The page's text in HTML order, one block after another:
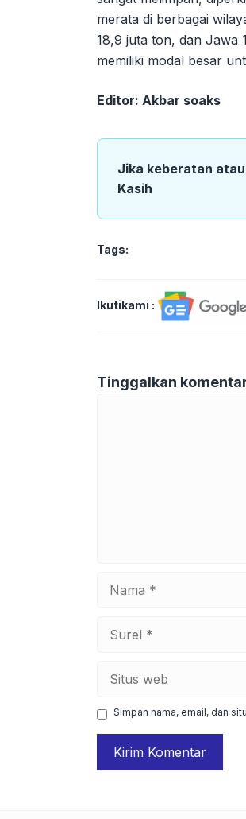
merata di berbagai
18,9 juta ton, dan Jawa
memiliki modal besar
Editor: Akbar soaks
Jika keberatan
Kasih
Tags:
Ikutikami :
Tinggalkan
web
Simpan nama, email, dan